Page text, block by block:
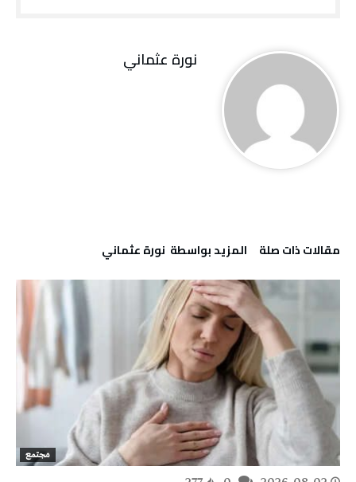
نورة‭ ‬عثماني‭
‫مقالات ذات صلة‬ ‫‫المزيد بواسطة‬ ‬ نورة‭ ‬عثماني‭
مجتمع